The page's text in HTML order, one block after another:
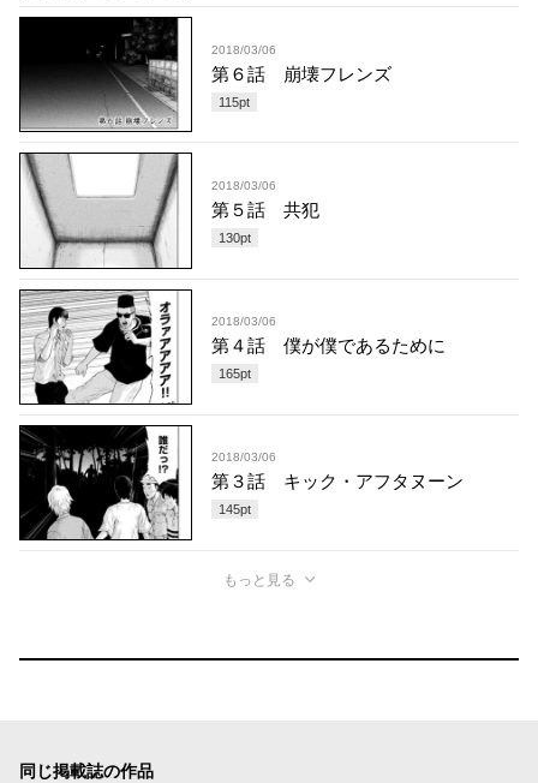
2018/03/06
第６話 崩壊フレンズ
115pt
2018/03/06
第５話 共犯
130pt
2018/03/06
第４話 僕が僕であるために
165pt
2018/03/06
第３話 キック・アフタヌーン
145pt
もっと見る
同じ掲載誌の作品